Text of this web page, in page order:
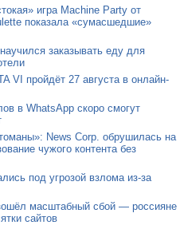
игра Machine Party от
показала «сумасшедшие»
заказывать еду для
VI пройдёт 27 августа в онлайн-
в WhatsApp скоро смогут
News Corp. обрушилась на
чужого контента без
под угрозой взлома из-за
масштабный сбой — россияне
сайтов